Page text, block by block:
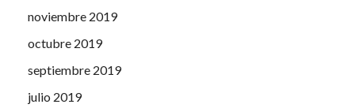
noviembre 2019
octubre 2019
septiembre 2019
julio 2019